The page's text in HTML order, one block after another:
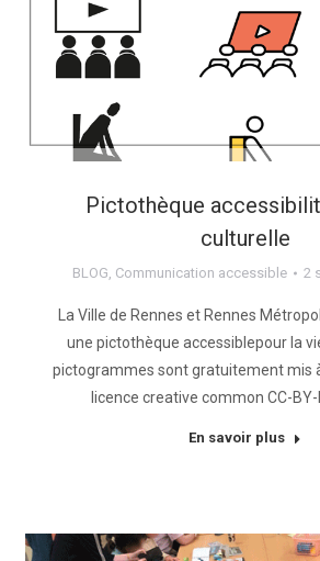
Pictothèque
culturelle
BLOG, Communication accessible 2
La Ville de Rennes et Rennes
une pictothèque accessiblepour la
pictogrammes sont gratuitement mis
licence creative common CC-
En savoir plus